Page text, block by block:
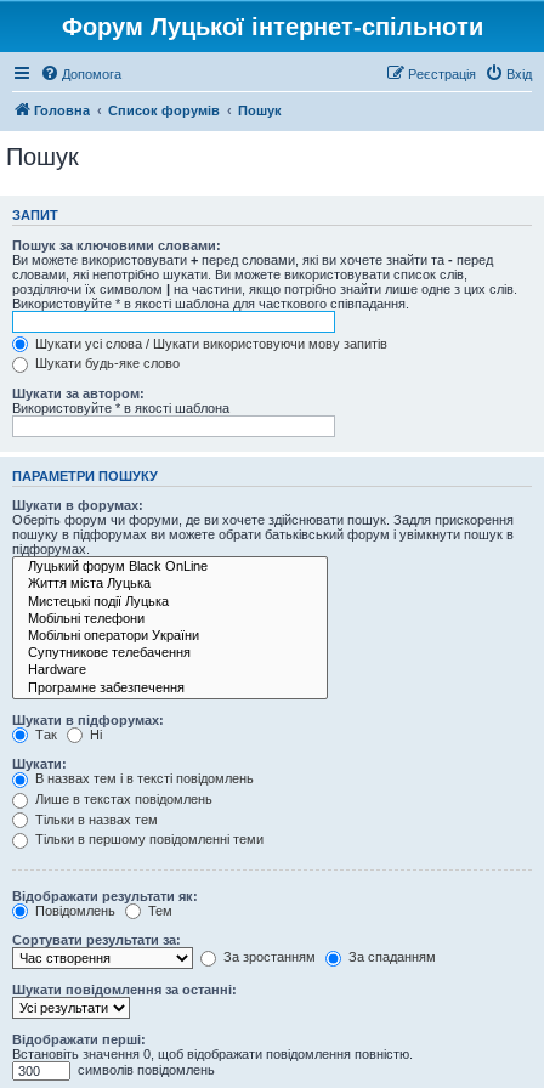
Форум Луцької інтернет-спільноти
Допомога Вхід
Реєстрація
Головна Список форумів Пошук
Пошук
ЗАПИТ
Пошук за ключовими словами:
Ви можете використовувати + перед словами, які ви хочете знайти та - перед
словами, які непотрібно шукати. Ви можете використовувати список слів,
розділяючи їх символом | на частини, якщо потрібно знайти лише одне з цих слів.
Використовуйте * в якості шаблона для часткового співпадання.
Шукати усі слова / Шукати використовуючи мову запитів
Шукати будь-яке слово
Шукати за автором:
Використовуйте * в якості шаблона
ПАРАМЕТРИ ПОШУКУ
Шукати в форумах:
Оберіть форум чи форуми, де ви хочете здійснювати пошук. Задля прискорення
пошуку в підфорумах ви можете обрати батьківський форум і увімкнути пошук в
підфорумах.
Шукати в підфорумах:
Так
Ні
Шукати:
В назвах тем і в тексті повідомлень
Лише в текстах повідомлень
Тільки в назвах тем
Тільки в першому повідомленні теми
Відображати результати як:
Повідомлень
Тем
Сортувати результати за:
За зростанням
За спаданням
Шукати повідомлення за останні:
Відображати перші:
Встановіть значення 0, щоб відображати повідомлення повністю.
символів повідомлень